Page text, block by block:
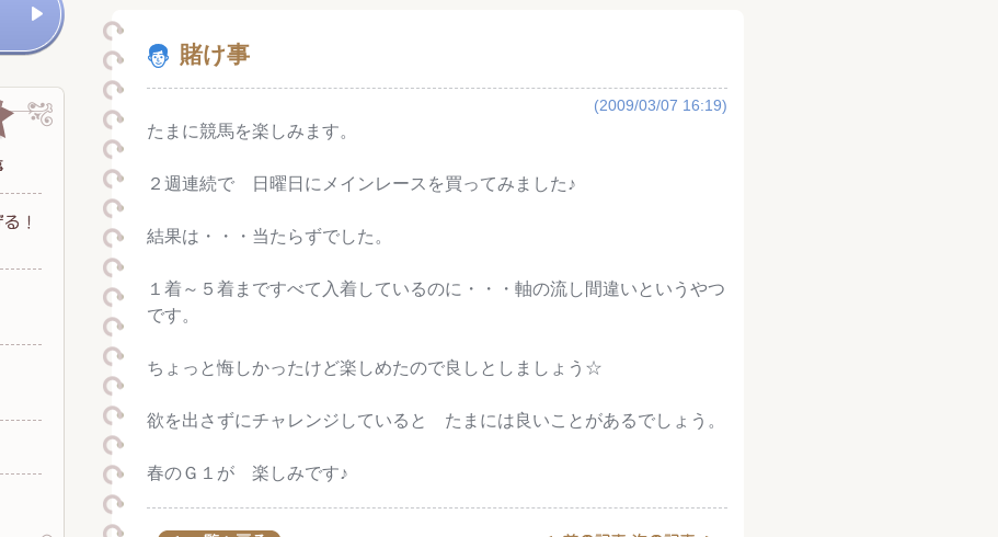
賭け事
(2009/03/07 16:19)
たまに競馬を楽しみます。
２週連続で 日曜日にメインレースを買ってみました♪
結果は・・・当たらずでした。
１着～５着まですべて入着しているのに・・・軸の流し間違いというやつ
です。
ちょっと悔しかったけど楽しめたので良しとしましょう☆
欲を出さずにチャレンジしていると たまには良いことがあるでしょう。
春のＧ１が 楽しみです♪